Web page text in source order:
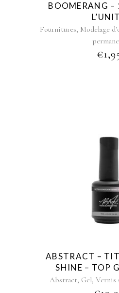
BOOMERANG
Fournitures, Modelage
€
ABSTRACT –
SHINE – TOP
Abstract, Gel, Vernis